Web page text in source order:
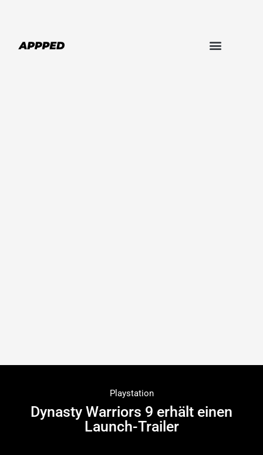
Playstation
Dynasty Warriors 9 erhält einen
Launch-Trailer